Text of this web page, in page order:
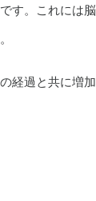
す。これには脳
経過と共に増加